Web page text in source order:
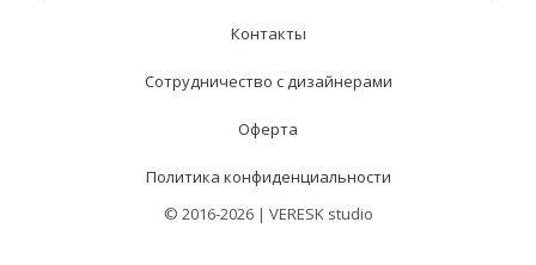
Контакты
Сотрудничество с дизайнерами
Оферта
Политика конфиденциальности
© 2016-2026 | VERESK studio